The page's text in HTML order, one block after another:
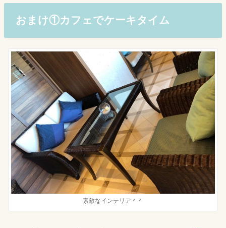
おまけ①カフェでケーキタイム
素敵なインテリア＾＾